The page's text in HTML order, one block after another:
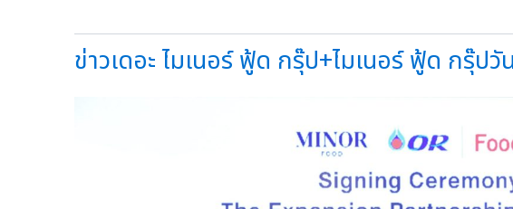
ข่าวเดอะ ไมเนอร์ ฟู้ด กรุ๊ป+ไมเนอร์ ฟู้ด กรุ๊ปวั